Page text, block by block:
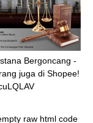
Bergoncang -
juga di Shopee!
raw html code